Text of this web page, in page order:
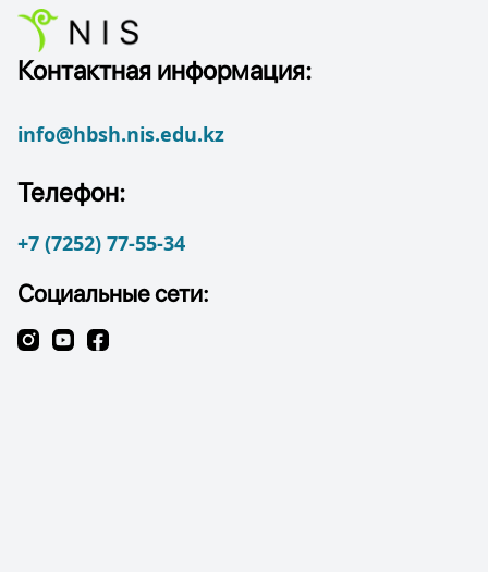
Контактная информация:
info@hbsh.nis.edu.kz
Телефон:
+7 (7252) 77-55-34
Социальные сети: